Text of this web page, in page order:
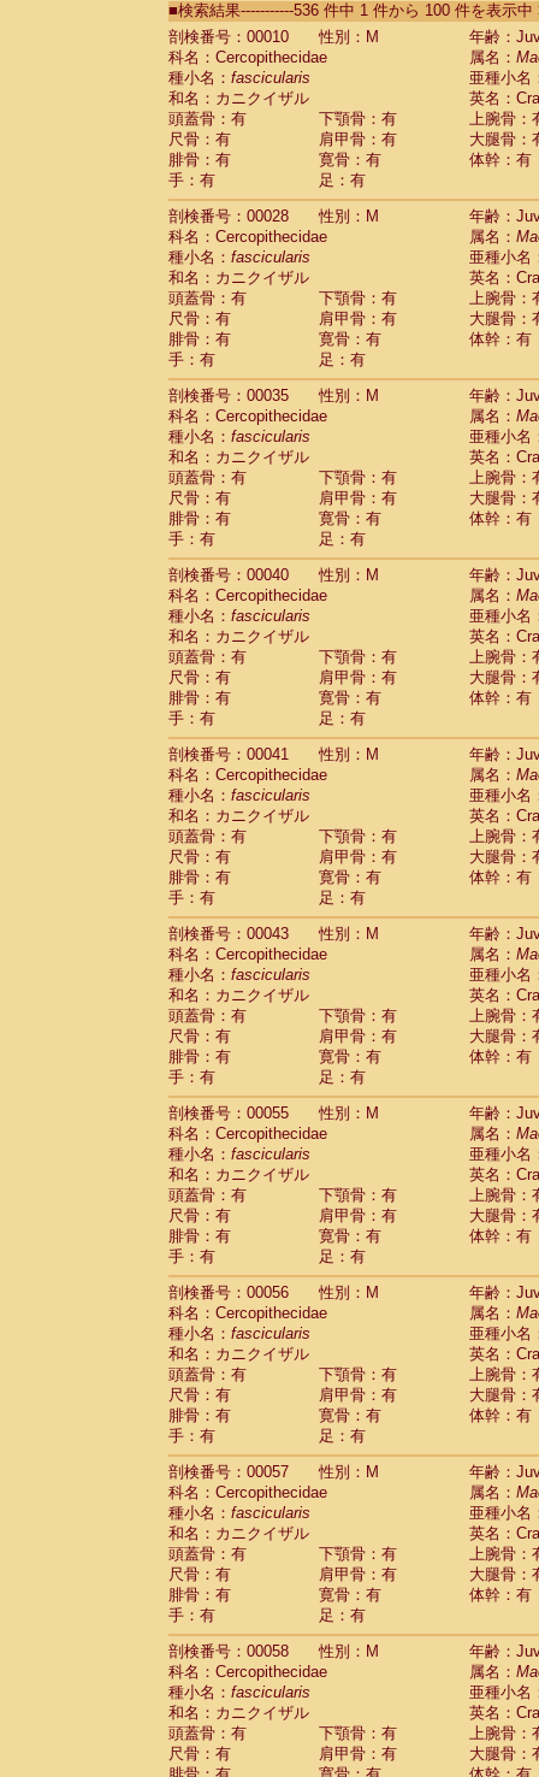
CebidaeSaguinus labiatus(0)
Cebidae Saguinus leucopus (4)
CebidaeSaguinus midas
CebidaeSaguinus mystax
CebidaeSaguinus nigricollis (13)
Cebidae Saguinus oedipus
Cebidae Saguinus weddelli
Cebidae Saguinusspp.
Cebidae Aotus trivirgatus
Cebidae Cebus albifrons
CebidaeCebus apella
CebidaeCebus capucinus
CebidaeCebus nigrivittatus
Cebidae Cebusspp.(0)
Cebidae Saimiri boliviensis
Cebidae Saimiri sciureus
Atelidae Alouatta caraya
AtelidaeAlouatta fusca
AtelidaeAlouatta seniculus
AtelidaeAlouatta
AtelidaeAteles belzebuth
Atelidae Ateles geoffroyi
Atelidae Ateles paniscus
Atelidae Atelesspp.
Atelidae Lagothrix lagothricha
AtelidaeLagothrix lagothricha cana(0)
Pitheciidae
Cacajao calvus
PitheciidaeCallicebus cupreus(0)
Pitheciidae Callicebus donacophilus(0)
Pitheciidae Callicebus moloch(0)
Pitheciidae Callicebus torquatus(0)
Pitheciidae Callicebus
Pitheciidae Chiropotes satanas
Pitheciidae Pithecia monachus
Pitheciidae Pithecia pithecia (0)
Cercopithecidae Cercocebus agilis (0)
Cercopithecidae
Cercocebus
Cercopithecidae
Cercocebus
CercopithecidaeCercocebus
CercopithecidaeCercocebus
CercopithecidaeCercocebus hybrid(0)
CercopithecidaeCercocebus
CercopithecidaeLophocebus
Cercopithecidae
(0)
Cercopithecidae Papio cynocephalus
Cercopithecidae Papio hamadryas(0)
CercopithecidaePapio papio
CercopithecidaePapio
CercopithecidaeMandrillus
CercopithecidaeMandrillus sphinx
CercopithecidaeTheropithecus
CercopithecidaeMacaca arctoides(1)
Cercopithecidae Macaca assamensis
Cercopithecidae
Macaca
CercopithecidaeMacaca cyclopis (6)
CercopithecidaeMacaca fascicularis
CercopithecidaeMacaca fuscaca
CercopithecidaeMacaca fuscata
CercopithecidaeMacaca fuscata
CercopithecidaeMacaca maura(1)
Cercopithecidae Macaca mulatta(45)
Cercopithecidae Macaca nemestrina(3)
Cercopithecidae Macaca nigra(1)
CercopithecidaeMacaca radiata(8)
CercopithecidaeMacaca silenus(0)
CercopithecidaeMacaca sinica (0)
CercopithecidaeMacaca sylvanus
CercopithecidaeMacaca thibetana (0)
Cercopithecidae Macaca tonkeana (0)
Cercopithecidae hybrid(1)
Cercopithecidae (0)
CercopithecidaeAllenopithecus
CercopithecidaeCercopithecus
CercopithecidaeCercopithecus
CercopithecidaeCercopithecus
CercopithecidaeCercopithecus diana
CercopithecidaeCercopithecus
Cercopithecidae
Cercopithecus
Cercopithecidae
Cercopithecus mitis
CercopithecidaeCercopithecus mitis
CercopithecidaeCercopithecus mitis
CercopithecidaeCercopithecus mona
■検索結果-----------536 件中 1 件から 100 件を表示
剖検番号：00010
性別：M
年齢：
科名：Cercopithecidae
属名：
種小名： fascicularis
亜種小名
和名：カニクイザル
英名：
頭蓋骨：有
下顎骨：有
上腕骨：
尺骨：有
肩甲骨：有
大腿骨：
腓骨：有
寛骨：有
体幹：有
手：有
足：有
剖検番号：00028
性別：M
年齢：
科名：Cercopithecidae
属名：
種小名： fascicularis
亜種小名
和名：カニクイザル
英名：
頭蓋骨：有
下顎骨：有
上腕骨：
尺骨：有
肩甲骨：有
大腿骨：
腓骨：有
寛骨：有
体幹：有
手：有
足：有
剖検番号：00035
性別：M
年齢：
科名：Cercopithecidae
属名：
種小名： fascicularis
亜種小名
和名：カニクイザル
英名：
頭蓋骨：有
下顎骨：有
上腕骨：
尺骨：有
肩甲骨：有
大腿骨：
腓骨：有
寛骨：有
体幹：有
手：有
足：有
剖検番号：00040
性別：M
年齢：
科名：Cercopithecidae
属名：
種小名： fascicularis
亜種小名
和名：カニクイザル
英名：
頭蓋骨：有
下顎骨：有
上腕骨：
尺骨：有
肩甲骨：有
大腿骨：
腓骨：有
寛骨：有
体幹：有
手：有
足：有
剖検番号：00041
性別：M
年齢：
科名：Cercopithecidae
属名：
種小名： fascicularis
亜種小名
和名：カニクイザル
英名：
頭蓋骨：有
下顎骨：有
上腕骨：
尺骨：有
肩甲骨：有
大腿骨：
腓骨：有
寛骨：有
体幹：有
手：有
足：有
剖検番号：00043
性別：M
年齢：
科名：Cercopithecidae
属名：
種小名： fascicularis
亜種小名
和名：カニクイザル
英名：
頭蓋骨：有
下顎骨：有
上腕骨：
尺骨：有
肩甲骨：有
大腿骨：
腓骨：有
寛骨：有
体幹：有
手：有
足：有
剖検番号：00055
性別：M
年齢：
科名：Cercopithecidae
属名：
種小名： fascicularis
亜種小名
和名：カニクイザル
英名：
頭蓋骨：有
下顎骨：有
上腕骨：
尺骨：有
肩甲骨：有
大腿骨：
腓骨：有
寛骨：有
体幹：有
手：有
足：有
剖検番号：00056
性別：M
年齢：
科名：Cercopithecidae
属名：
種小名： fascicularis
亜種小名
和名：カニクイザル
英名：
頭蓋骨：有
下顎骨：有
上腕骨：
尺骨：有
肩甲骨：有
大腿骨：
腓骨：有
寛骨：有
体幹：有
手：有
足：有
剖検番号：00057
性別：M
年齢：
科名：Cercopithecidae
属名：
種小名： fascicularis
亜種小名
和名：カニクイザル
英名：
頭蓋骨：有
下顎骨：有
上腕骨：
尺骨：有
肩甲骨：有
大腿骨：
腓骨：有
寛骨：有
体幹：有
手：有
足：有
剖検番号：00058
性別：M
年齢：
科名：Cercopithecidae
属名：
種小名： fascicularis
亜種小名
和名：カニクイザル
英名：
頭蓋骨：有
下顎骨：有
上腕骨：
尺骨：有
肩甲骨：有
大腿骨：